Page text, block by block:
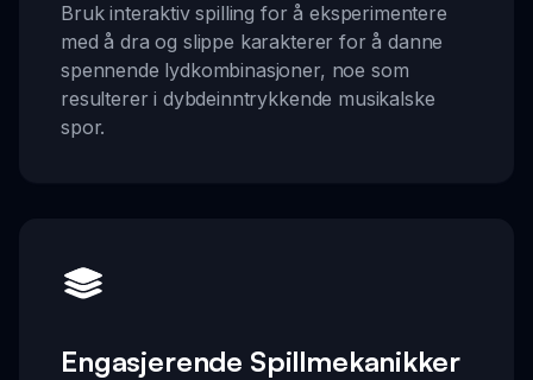
Bruk interaktiv spilling for å eksperimentere
med å dra og slippe karakterer for å danne
spennende lydkombinasjoner, noe som
resulterer i dybdeinntrykkende musikalske
spor.
Engasjerende Spillmekanikker